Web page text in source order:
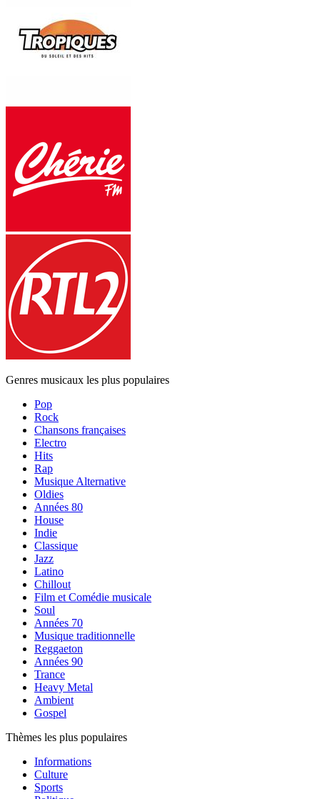
Genres musicaux les plus populaires
Pop
Rock
Chansons françaises
Electro
Hits
Rap
Musique Alternative
Oldies
Années 80
House
Indie
Classique
Jazz
Latino
Chillout
Film et Comédie musicale
Soul
Années 70
Musique traditionnelle
Reggaeton
Années 90
Trance
Heavy Metal
Ambient
Gospel
Thèmes les plus populaires
Informations
Culture
Sports